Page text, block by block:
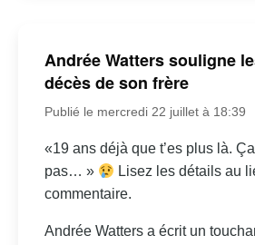
Andrée Watters souligne
décès de son frère
Publié le mercredi 22 juillet à 18:39
«19 ans déjà que t’es plus là.
pas… »
Lisez les détails au
commentaire.
Andrée Watters a écrit un